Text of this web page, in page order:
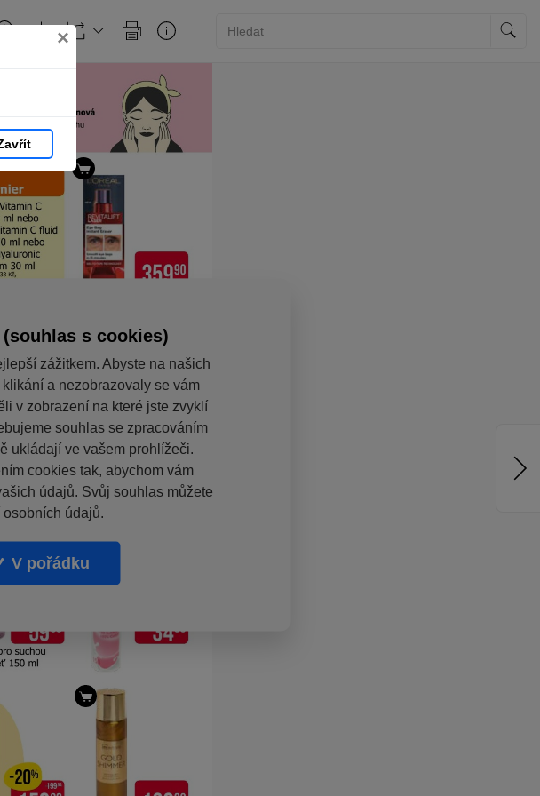
×
s cookies)
zážitkem. Abyste na našich
a nezobrazovaly se vám
v zobrazení na které jste zvyklí
souhlas se zpracováním
ukládají ve vašem prohlížeči.
cookies tak, abychom vám
údajů. Svůj souhlas můžete
údajů.
V pořádku